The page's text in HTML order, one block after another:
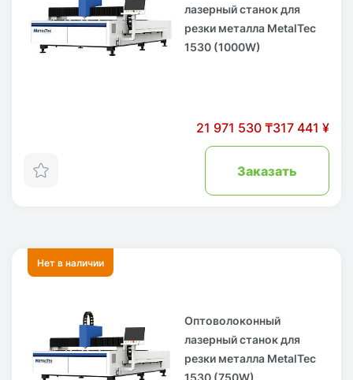
лазерный станок для
резки металла MetalTec
1530 (1000W)
21 971 530 ₸317 441 ¥
Заказать
Нет в наличии
Оптоволоконный
лазерный станок для
резки металла MetalTec